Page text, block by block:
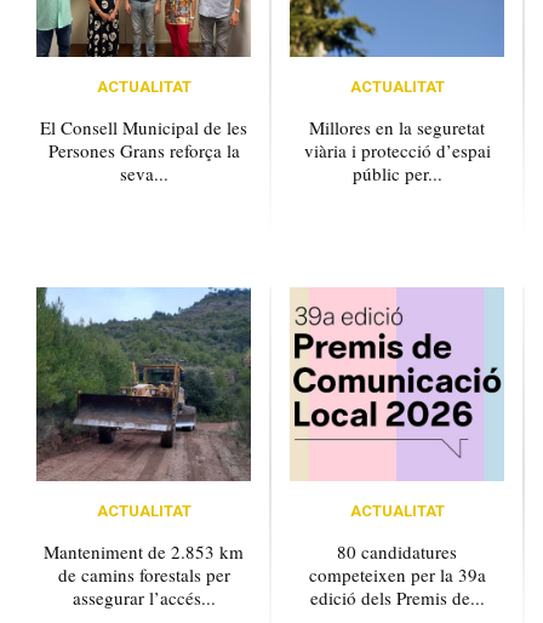
ACTUALITAT
El Consell Municipal de les
Persones Grans reforça la
seva...
ACTUALITAT
Millores en la seguretat
viària i protecció d’espai
públic per...
ACTUALITAT
Manteniment de 2.853 km
de camins forestals per
assegurar l’accés...
ACTUALITAT
80 candidatures
competeixen per la 39a
edició dels Premis de...